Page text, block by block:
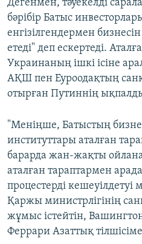
Дегенмен, тәуекелді
бәрібір Батыс
енгізілгендермен
етеді" деп ескертеді.
Украинаның ішкі ісіне
АҚШ пен Еуроодақтың
отырған Путиннің ықпалды
"Меніңше, Батыстың
институттары аталған
барарда жан-жақты
аталған тараптармен
процестерді
Қаржы министрлігінің
жұмыс істейтін,
Феррари Азаттық